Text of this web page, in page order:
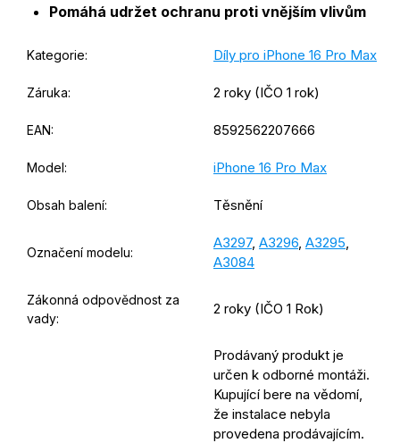
Pomáhá udržet ochranu proti vnějším vlivům
Kategorie: Díly pro iPhone 16 Pro Max
Záruka: 2 roky (IČO 1 rok)
EAN: 8592562207666
Model: iPhone 16 Pro Max
Obsah balení: Těsnění
Označení modelu:
A3297, A3296 A3295
A3084
Zákonná odpovědnost za
vady:
2 roky (IČO 1 Rok)
Prodávaný produkt je
určen k odborné montáži.
Kupující bere na vědomí,
že instalace nebyla
provedena prodávajícím.